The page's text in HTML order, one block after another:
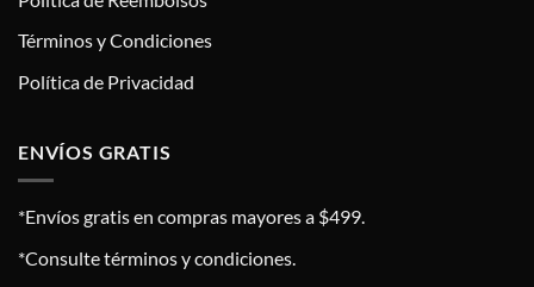
Términos y Condiciones
Política de Privacidad
ENVÍOS GRATIS
*Envíos gratis en compras mayores a $499.
*Consulte términos y condiciones.